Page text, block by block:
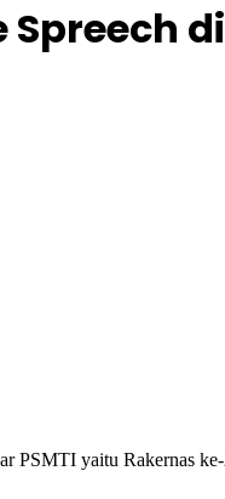
di